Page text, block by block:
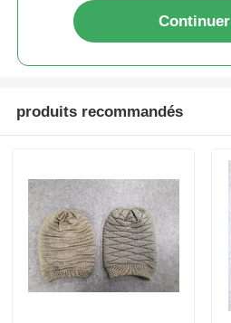
Gants tricotés pour l'hiver
Continuer
produits recommandés